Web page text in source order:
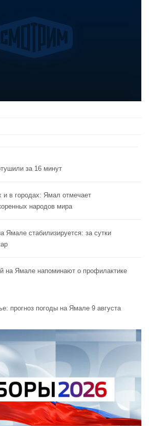
за 16 минут
и в городах: Ямал отмечает
народов мира
Ямале стабилизируется: за сутки
на Ямале напоминают o профилактике
прогноз погоды на Ямале 9 августа